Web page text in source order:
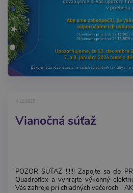
Vianočná súťaž
POZOR SÚŤAŽ !!!!!! Zapojte sa do
Quadroflex a vyhrajte výkonný
Vás zahreje pri chladných večeroch.